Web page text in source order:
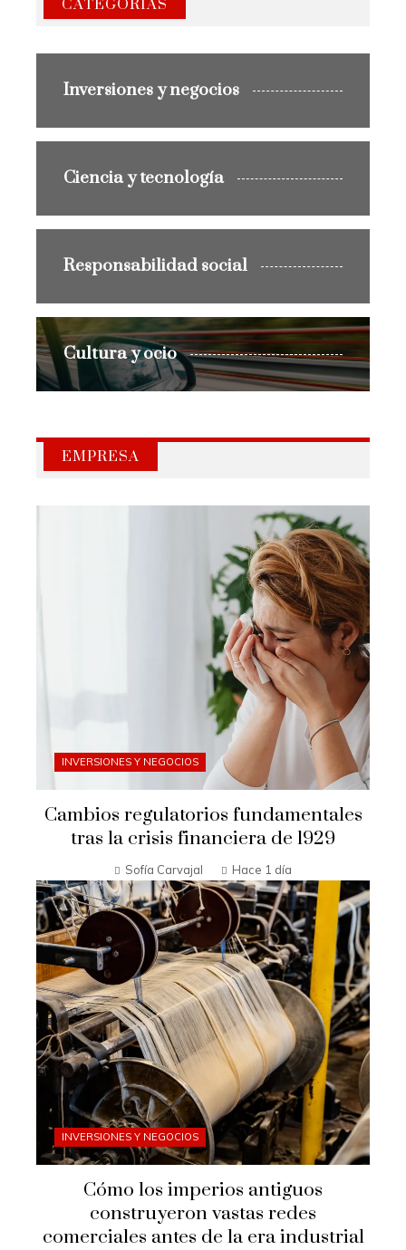
CATEGORIAS
Inversiones y negocios
Ciencia y tecnología
Responsabilidad social
Cultura y ocio
EMPRESA
INVERSIONES Y NEGOCIOS
Cambios regulatorios fundamentales
tras la crisis financiera de 1929
Sofía Carvajal Hace 1 día
INVERSIONES Y NEGOCIOS
Cómo los imperios antiguos
construyeron vastas redes
comerciales antes de la era industrial